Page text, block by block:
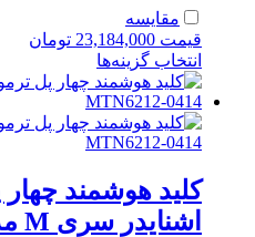
مقایسه
قیمت 23,184,000 تومان
انتخاب گزینه‌ها
کلید هوشمند
اشنایدر سری M مدل MTN6212-0414